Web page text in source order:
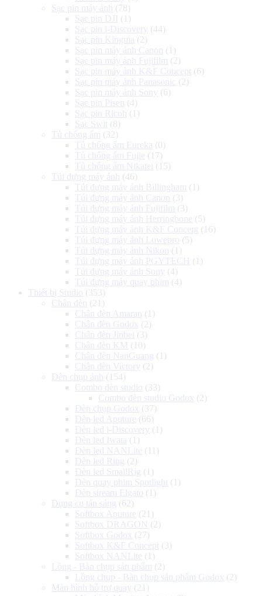
Sạc pin máy ảnh
(78)
Sạc pin DJI (1)
Sạc pin i-Discovery (44)
Sạc pin Kingma (2)
Sạc pin máy ảnh Canon
(1)
Sạc pin máy ảnh Fujifilm (2)
Sạc pin máy ảnh K&F Concept (6)
Sạc pin máy ảnh Panasonic (2)
Sạc pin máy ảnh Sony (6)
Sạc pin Pisen
(4)
Sạc pin Ricoh
(1)
Sạc Swit (8)
Tủ chống ẩm (32)
Tủ chống ẩm Eureka (0)
Tủ chống ẩm Fujie (17)
Tủ chống ẩm Nikatei (15)
Túi đựng máy ảnh
(46)
Túi đựng máy ảnh Billingham (1)
Túi đựng máy ảnh Canon
(3)
Túi đựng máy ảnh Fujifilm (3)
Túi đựng máy ảnh Herringbone (5)
Túi đựng máy ảnh K&F Concept (16)
Túi đựng máy ảnh Lowepro (5)
Túi đựng máy ảnh Nikon
(1)
Túi đựng máy ảnh PGYTECH
(1)
Túi đựng máy ảnh Sony (4)
Túi đựng máy quay phim (4)
Thiết bị Studio (353)
Chân đèn
(21)
Chân đèn Amaran
(1)
Chân đèn Godox (2)
Chân đèn Jinbei (3)
Chân đèn KM (10)
Chân đèn NanGuang (1)
Chân đèn Victory (2)
Đèn chụp ảnh
(154)
Combo đèn studio (33)
Combo đèn studio Godox (2)
Đèn chụp Godox (37)
Đèn led Aputure (66)
Đèn led i-Discovery (1)
Đèn led Iwata (1)
Đèn led NANLite (11)
Đèn led Ring (2)
Đèn led SmallRig (1)
Đèn quay phim Spotlight (1)
Đèn stream Elgato (1)
Dụng cụ tản sáng (62)
Softbox Aputure (21)
Softbox DRAGON (2)
Softbox Godox (27)
Softbox K&F Concept (3)
Softbox NANLite (1)
Lồng - Bàn chụp sản phẩm (2)
Lồng chụp - Bàn chụp sản phẩm Godox (2)
Màn hình hỗ trợ quay (21)